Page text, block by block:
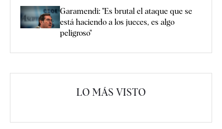
Garamendi: "Es brutal el ataque que se
está haciendo a los jueces, es algo
peligroso"
LO MÁS VISTO